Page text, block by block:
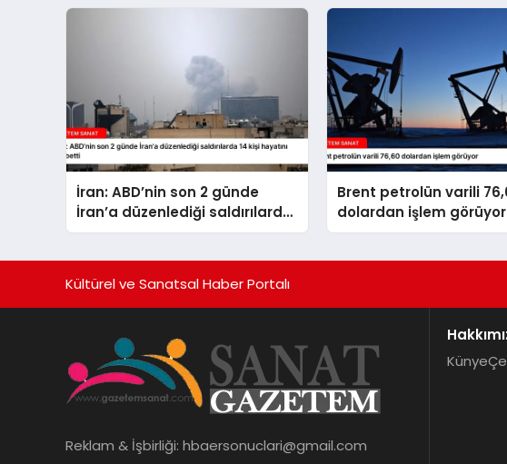
İran: ABD’nin son 2 günde
İran’a düzenlediği saldırılarda
14 kişi hayatını kaybetti
Brent petrolün varili
dolardan işlem görüyor
Kültürel ve Sanatsal Haber Portalı
Reklam & İşbirliği: hbaersonuclari@gmail.com
Künye